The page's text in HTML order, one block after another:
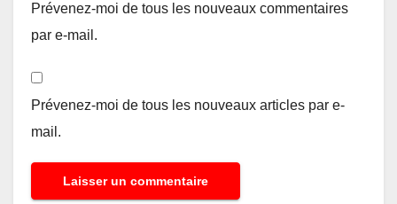
Prévenez-moi de tous les nouveaux commentaires
par e-mail.
Prévenez-moi de tous les nouveaux articles par e-
mail.